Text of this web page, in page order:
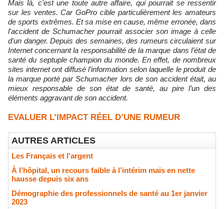
Mais là, c'est une toute autre affaire, qui pourrait se ressentir
sur les ventes. Car GoPro cible particulièrement les amateurs
de sports extrêmes. Et sa mise en cause, même erronée, dans
l'accident de Schumacher pourrait associer son image à celle
d'un danger. Depuis des semaines, des rumeurs circulaient sur
Internet concernant la responsabilité de la marque dans l’état de
santé du septuple champion du monde. En effet, de nombreux
sites internet ont diffusé l’information selon laquelle le produit de
la marque porté parSchumacherlors de son accident était, au
mieux responsable de son état de santé, au pire l’un des
éléments aggravant de son accident.
EVALUER L’IMPACT RÉEL D’UNE RUMEUR
AUTRES ARTICLES
Les Français et l'argent
À l’hôpital, un recours faible à l’intérim mais en nette
hausse depuis six ans
Démographie des professionnels de santé au 1er janvier
2023